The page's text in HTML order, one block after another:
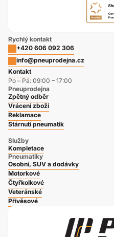
Rychlý kontakt
+420 606 092 306
info@pneuprodejna.cz
Kontakt
Po – Pá: 09:00 – 17:00
Pneuprodejna
Zpětný odběr
Vrácení zboží
Reklamace
Stárnutí pneumatik
Služby
Kompletace
Pneumatiky
Osobní, SUV a dodávky
Motorkové
Čtyřkolkové
Veteránské
Přívěsové